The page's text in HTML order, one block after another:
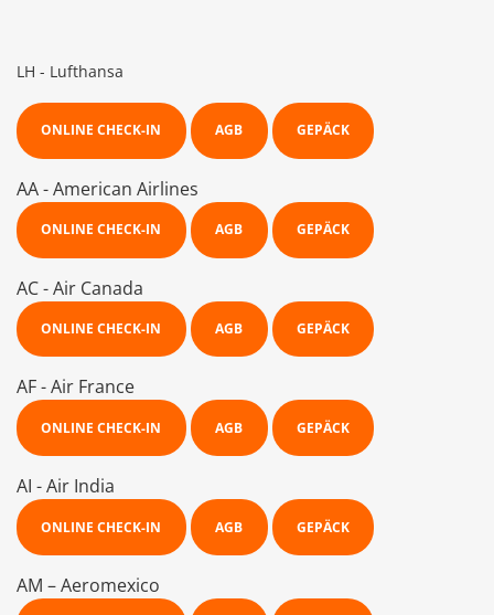
LH - Lufthansa
ONLINE CHECK-IN AGB GEPÄCK
AA - American Airlines
ONLINE CHECK-IN AGB GEPÄCK
AC - Air Canada
ONLINE CHECK-IN AGB GEPÄCK
AF - Air France
ONLINE CHECK-IN AGB GEPÄCK
AI - Air India
ONLINE CHECK-IN AGB GEPÄCK
AM – Aeromexico